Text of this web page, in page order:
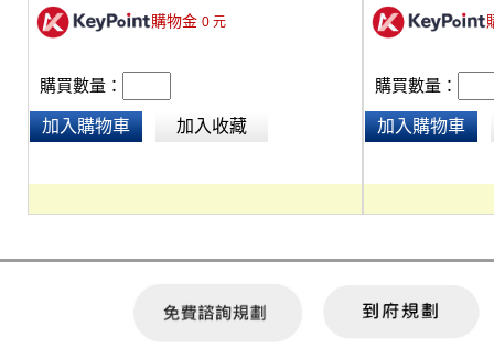
購物金 0元
購買數量：
加入購物車 加入收藏
購買數量：
加入購物車